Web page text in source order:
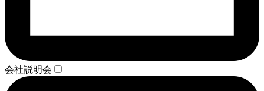
会社説明会